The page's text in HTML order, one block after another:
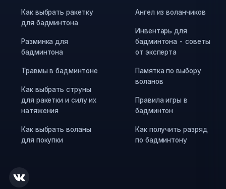
Как выбрать ракетку
для бадминтона
Разминка для
бадминтона
Травмы в бадминтоне
Как выбрать струны
для ракетки и силу их
натяжения
Как выбрать воланы
для покупки
Ангел из воланчиков
Инвентарь для
бадминтона - советы
от эксперта
Памятка по выбору
воланов
Правила игры в
бадминтон
Как получить разряд
по бадминтону